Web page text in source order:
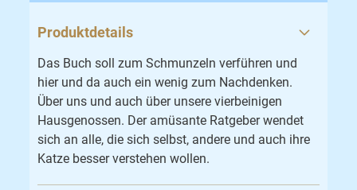
Produktdetails
Das Buch soll zum Schmunzeln verführen und
hier und da auch ein wenig zum Nachdenken.
Über uns und auch über unsere vierbeinigen
Hausgenossen. Der amüsante Ratgeber wendet
sich an alle, die sich selbst, andere und auch ihre
Katze besser verstehen wollen.